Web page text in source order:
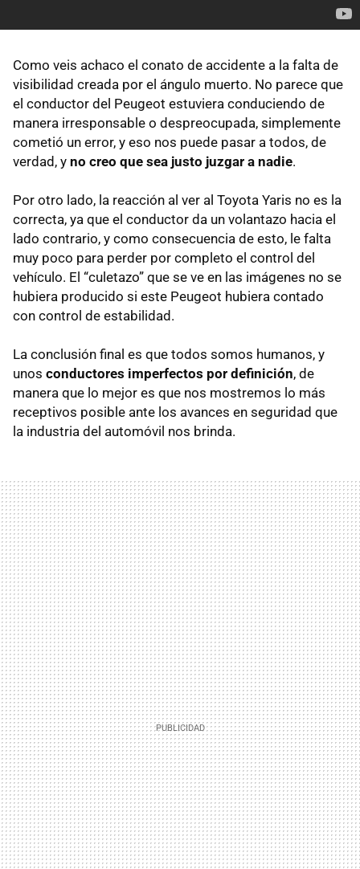
Como veis achaco el conato de accidente a la falta de
visibilidad creada por el ángulo muerto. No parece que
el conductor del Peugeot estuviera conduciendo de
manera irresponsable o despreocupada, simplemente
cometió un error, y eso nos puede pasar a todos, de
verdad, y no creo que sea justo juzgar a nadie.
Por otro lado, la reacción al ver al Toyota Yaris no es la
correcta, ya que el conductor da un volantazo hacia el
lado contrario, y como consecuencia de esto, le falta
muy poco para perder por completo el control del
vehículo. El “culetazo” que se ve en las imágenes no se
hubiera producido si este Peugeot hubiera contado
con control de estabilidad.
La conclusión final es que todos somos humanos, y
unos conductores imperfectos por definición, de
manera que lo mejor es que nos mostremos lo más
receptivos posible ante los avances en seguridad que
la industria del automóvil nos brinda.